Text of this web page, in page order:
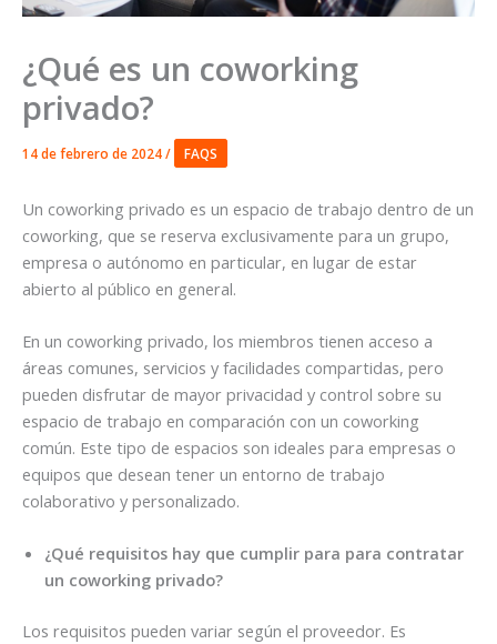
¿Qué es un coworking
privado?
14 de febrero de 2024/ FAQS
Un coworking privado es un espacio de trabajo dentro de un
coworking, que se reserva exclusivamente para un grupo,
empresa o autónomo en particular, en lugar de estar
abierto al público en general.
En un coworking privado, los miembros tienen acceso a
áreas comunes, servicios y facilidades compartidas, pero
pueden disfrutar de mayor privacidad y control sobre su
espacio de trabajo en comparación con un coworking
común. Este tipo de espacios son ideales para empresas o
equipos que desean tener un entorno de trabajo
colaborativo y personalizado.
¿Qué requisitos hay que cumplir para para contratar
un coworking privado?
Los requisitos pueden variar según el proveedor. Es